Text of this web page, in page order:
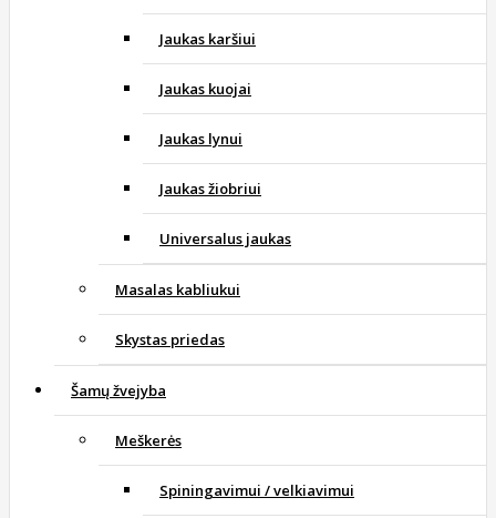
Jaukas karšiui
Jaukas kuojai
Jaukas lynui
Jaukas žiobriui
Universalus jaukas
Masalas kabliukui
Skystas priedas
Šamų žvejyba
Meškerės
Spiningavimui / velkiavimui